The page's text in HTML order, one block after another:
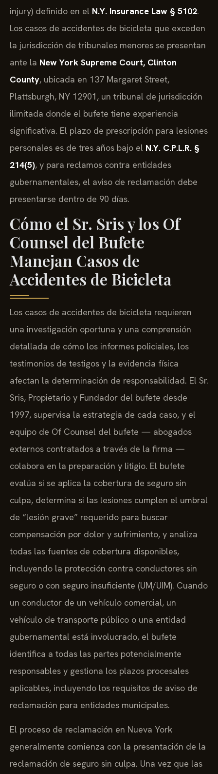
injury) definido en el N.Y. Insurance Law § 5102.
Los casos de accidentes de bicicleta que exceden
la jurisdicción de tribunales menores se presentan
ante la New York Supreme Court, Clinton
County, ubicada en 137 Margaret Street,
Plattsburgh, NY 12901, un tribunal de jurisdicción
ilimitada donde el bufete tiene experiencia
significativa. El plazo de prescripción para lesiones
personales es de tres años bajo el N.Y. C.P.L.R. §
214(5), y para reclamos contra entidades
gubernamentales, el aviso de reclamación debe
presentarse dentro de 90 días.
Cómo el Sr. Sris y los Of
Counsel del Bufete
Manejan Casos de
Accidentes de Bicicleta
Los casos de accidentes de bicicleta requieren
una investigación oportuna y una comprensión
detallada de cómo los informes policiales, los
testimonios de testigos y la evidencia física
afectan la determinación de responsabilidad. El Sr.
Sris, Propietario y Fundador del bufete desde
1997, supervisa la estrategia de cada caso, y el
equipo de Of Counsel del bufete — abogados
externos contratados a través de la firma —
colabora en la preparación y litigio. El bufete
evalúa si se aplica la cobertura de seguro sin
culpa, determina si las lesiones cumplen el umbral
de “lesión grave” requerido para buscar
compensación por dolor y sufrimiento, y analiza
todas las fuentes de cobertura disponibles,
incluyendo la protección contra conductores sin
seguro o con seguro insuficiente (UM/UIM). Cuando
un conductor de un vehículo comercial, un
vehículo de transporte público o una entidad
gubernamental está involucrado, el bufete
identifica a todas las partes potencialmente
responsables y gestiona los plazos procesales
aplicables, incluyendo los requisitos de aviso de
reclamación para entidades municipales.
El proceso de reclamación en Nueva York
generalmente comienza con la presentación de la
reclamación de seguro sin culpa. Una vez que las